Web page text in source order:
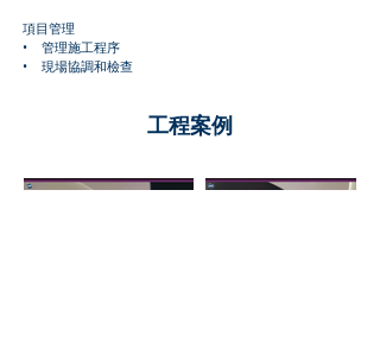
項目管理
• 管理施工程序
• 現場協調和檢查
工程案例